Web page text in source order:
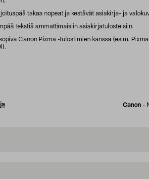
takaa nopeat ja kestävät asiakirja- ja
tekstiä ammattimaisiin asiakirjatulosteisiin.
Canon Pixma -tulostimien kanssa (esim.
Canon -